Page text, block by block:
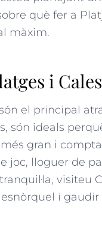
què fer a
màxim.
i Cales
el principal
són ideals
gran i
joc, lloguer de
visiteu
i